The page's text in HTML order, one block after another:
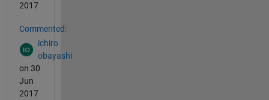
2017
Commented:
ichiro
obayashi
on 30
Jun
2017